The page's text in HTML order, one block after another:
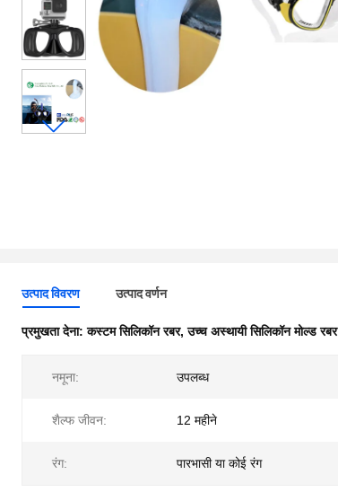
उत्पाद विवरण उत्पाद वर्णन
प्रमुखता देना:कस्टम सिलिकॉन रबर,उच्च अस्थायी सिलिकॉन मोल्ड रबर
नमूना: उपलब्ध
शैल्फ जीवन: 12 महीने
रंग: पारभासी या कोई रंग